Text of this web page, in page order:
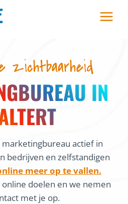
zichtbaarheid
IN
marketingbureau actief in
bedrijven en zelfstandigen
meer op te vallen.
doelen en we nemen
met je op.